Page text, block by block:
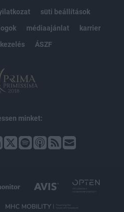
süti beállítások
médiaajánlat
karrier
ÁSZF
minket: